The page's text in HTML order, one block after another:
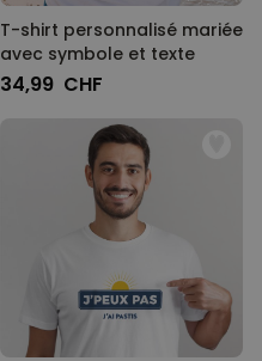
T-shirt personnalisé mariée
avec symbole et texte
34,99 CHF